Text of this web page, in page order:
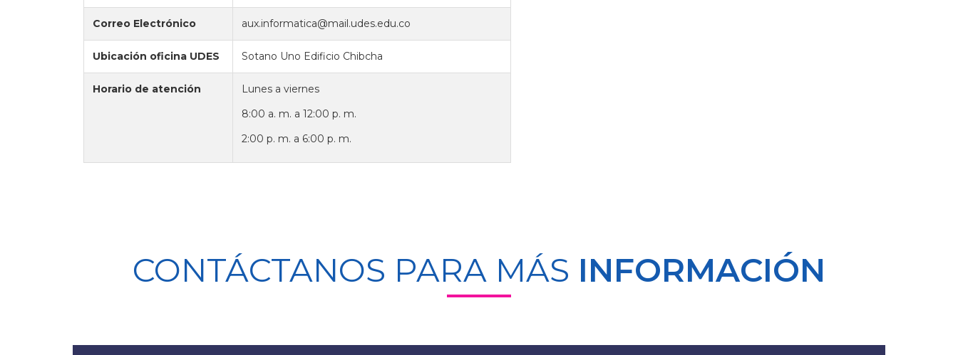
Correo Electrónico aux.informatica@mail.udes.edu.co
Ubicación oficina UDES Sotano Uno Edificio Chibcha
Horario de atención
Lunes a viernes
8:00 a. m. a 12:00 p. m.
2:00 p. m. a 6:00 p. m.
CONTÁCTANOS PARA MÁS INFORMACIÓN